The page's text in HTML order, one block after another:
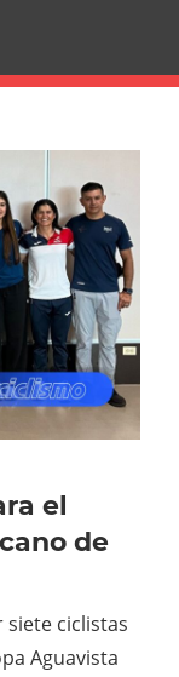
el
de
ciclistas
Aguavista